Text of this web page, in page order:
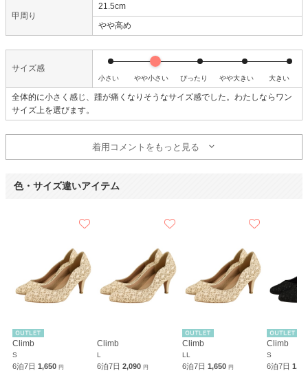
甲周り
21.5cm
やや高め
サイズ感
小さい やや小さい ぴったり やや大きい 大きい
全体的に小さく感じ、踵が痛くなりそうなサイズ感でした。わたしならワン
サイズ上を選びます。
着用コメントをもっと見る
色・サイズ違いアイテム
Climb
S
6泊7日 1,650 円
Climb
L
6泊7日2,090円
Climb
LL
6泊7日 1,650 円
Climb
S
6泊7日